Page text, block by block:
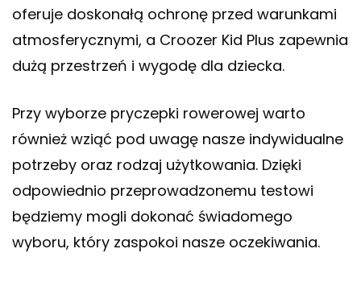
oferuje doskonałą ochronę przed warunkami
atmosferycznymi, a Croozer Kid Plus zapewnia
dużą przestrzeń i wygodę dla dziecka.
Przy wyborze pryczepki rowerowej warto
również wziąć pod uwagę nasze indywidualne
potrzeby oraz rodzaj użytkowania. Dzięki
odpowiednio przeprowadzonemu testowi
będziemy mogli dokonać świadomego
wyboru, który zaspokoi nasze oczekiwania.